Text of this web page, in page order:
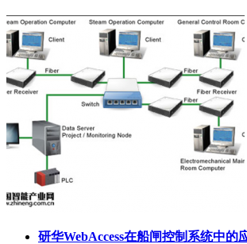
研华WebAccess在船闸控制系统中的